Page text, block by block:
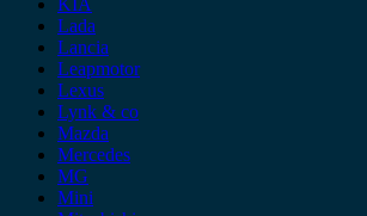
Lada
Lancia
Leapmotor
Lexus
Lynk & co
Mazda
Mercedes
MG
Mini